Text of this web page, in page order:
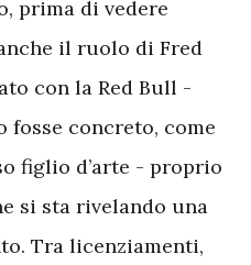
prima di vedere
il ruolo di Fred
con la Red Bull -
concreto, come
figlio d’arte - proprio
si sta rivelando una
Tra licenziamenti,